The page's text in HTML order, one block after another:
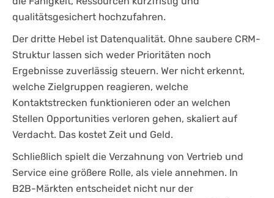
qualitätsgesichert hochzufahren.
Der dritte Hebel ist Datenqualität. Ohne saubere CRM-
Struktur lassen sich weder Prioritäten noch
Ergebnisse zuverlässig steuern. Wer nicht erkennt,
welche Zielgruppen reagieren, welche
Kontaktstrecken funktionieren oder an welchen
Stellen Opportunities verloren gehen, skaliert auf
Verdacht. Das kostet Zeit und Geld.
Schließlich spielt die Verzahnung von Vertrieb und
Service eine größere Rolle, als viele annehmen. In
B2B-Märkten entscheidet nicht nur der